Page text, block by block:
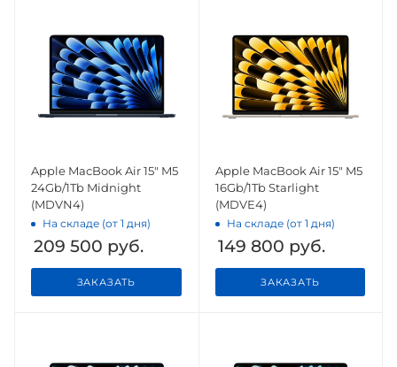
Apple MacBook Air 15" M5
24Gb/1Tb Midnight
(MDVN4)
На складе (от 1 дня)
209 500 руб.
ЗАКАЗАТЬ
Apple MacBook Air 15" M5
16Gb/1Tb Starlight
(MDVE4)
На складе (от 1 дня)
149 800 руб.
ЗАКАЗАТЬ